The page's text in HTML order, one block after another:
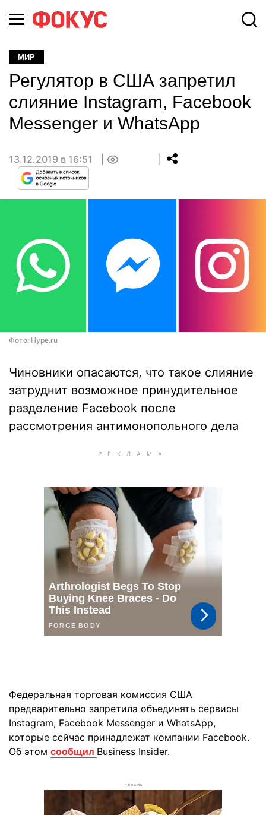
МИР
Регулятор в США запретил
слияние Instagram, Facebook
Messenger и WhatsApp
13.12.2019 в 16:51
Фото: Hype.ru
Чиновники опасаются, что такое слияние
затруднит возможное принудительное
разделение Facebook после
рассмотрения антимонопольного дела
Федеральная торговая комиссия США
предварительно запретила объединять сервисы
Instagram, Facebook Messenger и WhatsApp,
которые сейчас принадлежат компании Facebook.
Об этом сообщил Business Insider.
РЕКЛАМА